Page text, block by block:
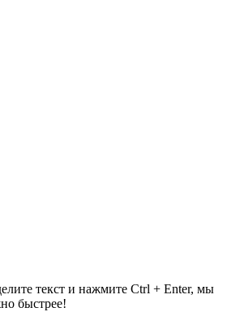
текст и нажмите Ctrl + Enter, мы
быстрее!